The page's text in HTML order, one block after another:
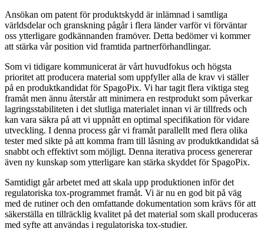
Ansökan om patent för produktskydd är inlämnad i samtliga
världsdelar och granskning pågår i flera länder varför vi förväntar
oss ytterligare godkännanden framöver. Detta bedömer vi kommer
att stärka vår position vid framtida partnerförhandlingar.
Som vi tidigare kommunicerat är vårt huvudfokus och högsta
prioritet att producera material som uppfyller alla de krav vi ställer
på en produktkandidat för SpagoPix. Vi har tagit flera viktiga steg
framåt men ännu återstår att minimera en restprodukt som påverkar
lagringsstabiliteten i det slutliga materialet innan vi är tillfreds och
kan vara säkra på att vi uppnått en optimal specifikation för vidare
utveckling. I denna process går vi framåt parallellt med flera olika
tester med sikte på att komma fram till låsning av produktkandidat så
snabbt och effektivt som möjligt. Denna iterativa process genererar
även ny kunskap som ytterligare kan stärka skyddet för SpagoPix.
Samtidigt går arbetet med att skala upp produktionen inför det
regulatoriska tox-programmet framåt. Vi är nu en god bit på väg
med de rutiner och den omfattande dokumentation som krävs för att
säkerställa en tillräcklig kvalitet på det material som skall produceras
med syfte att användas i regulatoriska tox-studier.